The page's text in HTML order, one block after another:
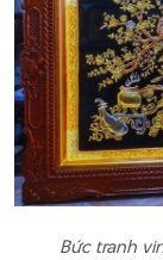
Bức tranh